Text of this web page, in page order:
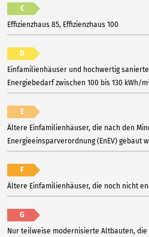
C
Effizienzhaus 85, Effizienzhaus 100
D
Einfamilienhäuser und hochwertig
Energiebedarf zwischen 100 bis 130 kWh/
E
Ältere Einfamilienhäuser, die nach den
Energieeinsparverordnung (EnEV) gebaut
F
Ältere Einfamilienhäuser, die noch nicht
G
Nur teilweise modernisierte Altbauten, die